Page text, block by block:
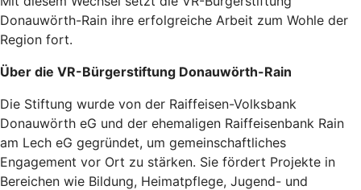
Donauwörth-Rain ihre erfolgreiche Arbeit zum Wohle der
Region fort.
Über die VR-Bürgerstiftung Donauwörth-Rain
Die Stiftung wurde von der Raiffeisen-Volksbank
Donauwörth eG und der ehemaligen Raiffeisenbank Rain
am Lech eG gegründet, um gemeinschaftliches
Engagement vor Ort zu stärken. Sie fördert Projekte in
Bereichen wie Bildung, Heimatpflege, Jugend- und